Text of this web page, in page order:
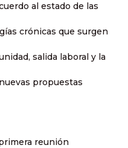
al estado de las
crónicas que surgen
salida laboral y la
propuestas
reunión